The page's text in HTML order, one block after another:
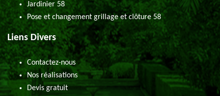
Jardinier 58
Pose et changement grillage et clôture 58
Liens Divers
Contactez-nous
Nos réalisations
Devis gratuit